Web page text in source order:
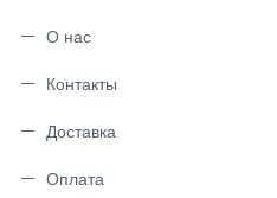
О нас
Контакты
Доставка
Оплата